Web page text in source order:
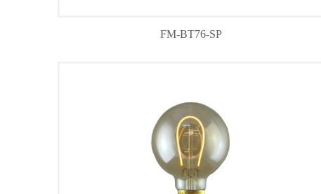
FM-BT76-SP